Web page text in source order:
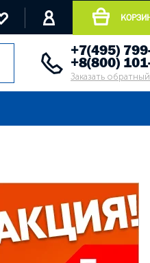
+7(495)
+8(800)
Заказать